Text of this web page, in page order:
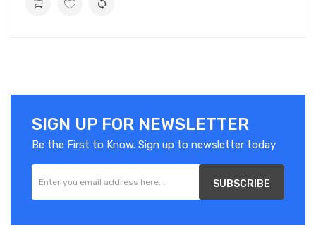
SIGN UP FOR NEWSLETTER
Be the First to Know. Sign up to newsletter today
SUBSCRIBE